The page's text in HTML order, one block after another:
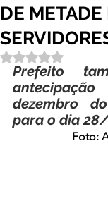
DE
Avaliado com
Prefeito
dezembro
para o dia
Foto: